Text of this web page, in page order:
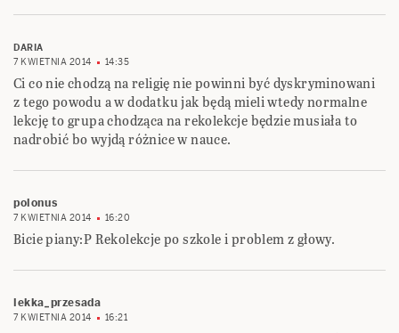
DARIA
7 KWIETNIA 2014
14:35
Ci co nie chodzą na religię nie powinni być dyskryminowani
z tego powodu a w dodatku jak będą mieli wtedy normalne
lekcję to grupa chodząca na rekolekcje będzie musiała to
nadrobić bo wyjdą różnice w nauce.
polonus
7 KWIETNIA 2014 16:20
Bicie piany:P Rekolekcje po szkole i problem z głowy.
lekka_przesada
7 KWIETNIA 2014 16:21